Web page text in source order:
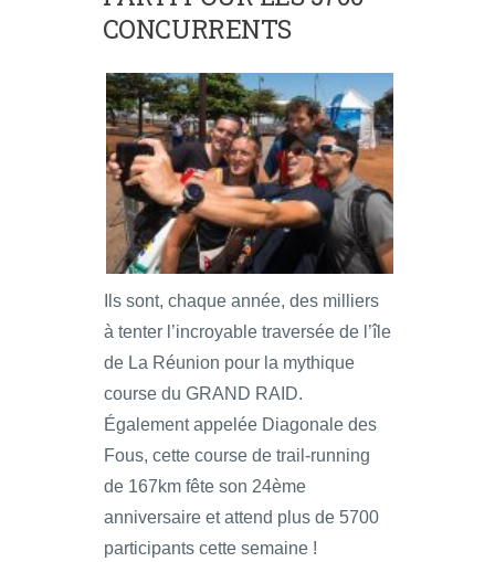
CONCURRENTS
Ils sont, chaque année, des milliers
à tenter l’incroyable traversée de l’île
de La Réunion pour la mythique
course du GRAND RAID.
Également appelée Diagonale des
Fous, cette course de trail-running
de 167km fête son 24ème
anniversaire et attend plus de 5700
participants cette semaine !